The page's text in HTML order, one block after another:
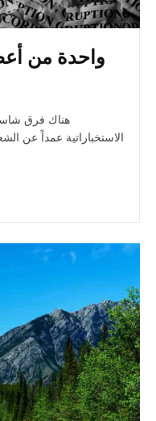
واحدة من
هناك فرق
الاستخباراتية عمداً عن